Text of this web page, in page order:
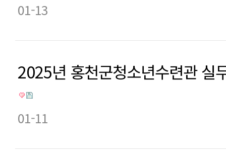
01-13
2025년 홍천군청소년수련관 실
01-11